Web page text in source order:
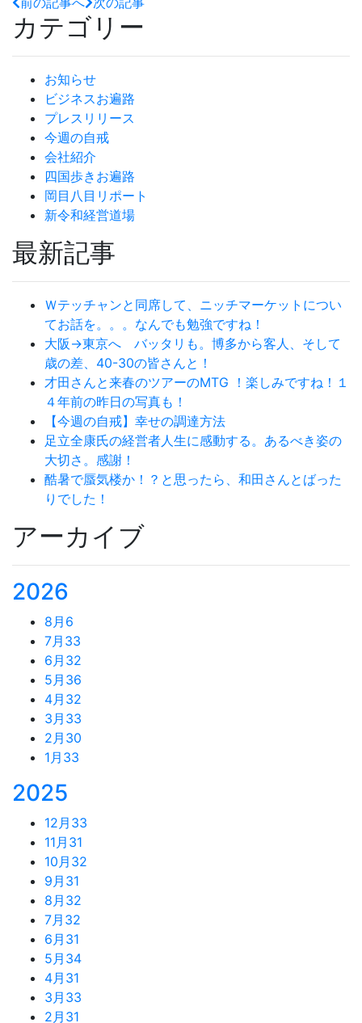
カテゴリー
お知らせ
ビジネスお遍路
プレスリリース
今週の自戒
会社紹介
四国歩きお遍路
岡目八目リポート
新令和経営道場
最新記事
Ｗテッチャンと同席して、ニッチマーケットについ
てお話を。。。なんでも勉強ですね！
大阪→東京へ バッタリも。博多から客人、そして
歳の差、40-30の皆さんと！
才田さんと来春のツアーのMTG ！楽しみですね！１
４年前の昨日の写真も！
【今週の自戒】幸せの調達方法
足立全康氏の経営者人生に感動する。あるべき姿の
大切さ。感謝！
酷暑で蜃気楼か！？と思ったら、和田さんとばった
りでした！
アーカイブ
2026
8月 6
7月 33
6月 32
5月 36
4月 32
3月 33
2月 30
1月 33
2025
12月 33
11月 31
10月 32
9月 31
8月 32
7月 32
6月 31
5月 34
4月 31
3月 33
2月 31